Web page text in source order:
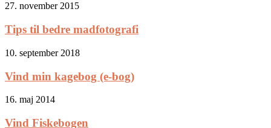
27. november 2015
Tips til bedre madfotografi
10. september 2018
Vind min kagebog (e-bog)
16. maj 2014
Vind Fiskebogen